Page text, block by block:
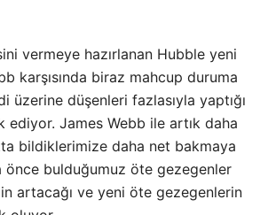
vermeye hazırlanan Hubble yeni
karşısında biraz mahcup duruma
üzerine düşenleri fazlasıyla yaptığı
ediyor. James Webb ile artık daha
bildiklerimize daha net bakmaya
önce bulduğumuz öte gezegenler
artacağı ve yeni öte gezegenlerin